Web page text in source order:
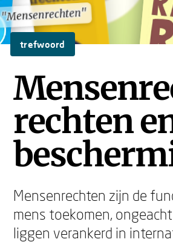
"Mensenrechten"
"Mensenrechten"
trefwoord
rechten
Mensenrechten zijn de
mens toekomen,
liggen verankerd in